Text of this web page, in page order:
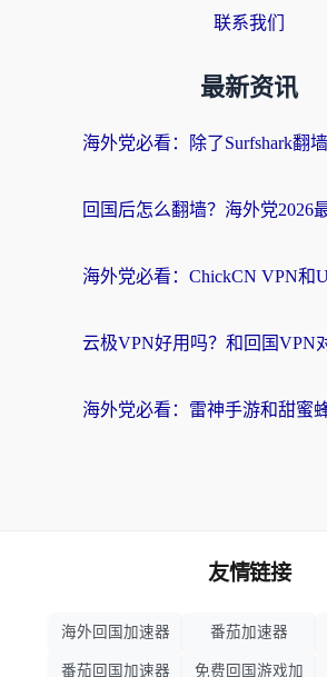
联系我们
最新资讯
友情链接
海外回国加速器 番茄加速器
番茄回国加速器 免费回国游戏加